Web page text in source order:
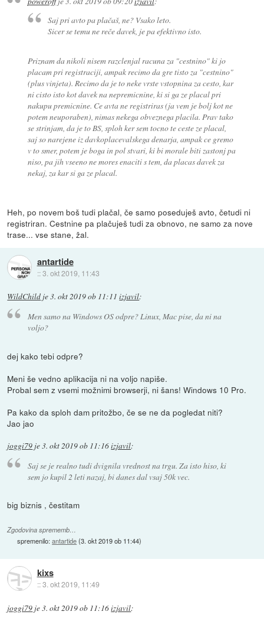
Saj pri avto pa plačaš, ne? Vsako leto.
Sicer se temu ne reče davek, je pa efektivno isto.
Priznam da nikoli nisem razclenjal racuna za "cestnino" ki jo
placam pri registraciji, ampak recimo da gre tisto za "cestnino"
(plus vinjeta). Recimo da je to neke vrste vstopnina za cesto, kar
ni cisto isto kot davek na nepremicnine, ki si ga ze placal pri
nakupu premicnine. Ce avta ne registriras (ja vem je bolj kot ne
potem neuporaben), nimas nekega obveznega placila. Prav tako
se strinjam, da je to BS, sploh ker sem tocno te ceste ze placal,
saj so narejene iz davkoplacevalskega denarja, ampak ce gremo
v to smer, potem je boga in pol stvari, ki bi morale biti zastonj pa
niso, pa jih vseeno ne mores enaciti s tem, da placas davek za
nekaj, za kar si ga ze placal.
Heh, po novem boš tudi plačal, če samo poseduješ avto, četudi ni
registriran. Cestnine pa plačuješ tudi za obnovo, ne samo za nove
trase... vse stane, žal.
antartide
::3. okt 2019, 11:43
WildChild je3. okt 2019 ob 11:11 izjavil:
Men samo na Windows OS odpre? Linux, Mac pise, da ni na
voljo?
dej kako tebi odpre?
Meni še vedno aplikacija ni na voljo napiše.
Probal sem z vsemi možnimi browserji, ni šans! Windows 10 Pro.
Pa kako da sploh dam pritožbo, če se ne da pogledat niti?
Jao jao
joggi79 je3. okt 2019 ob 11:16izjavil:
Saj se je realno tudi dvignila vrednost na trgu. Za isto hiso, ki
sem jo kupil 2 leti nazaj, bi danes dal vsaj 50k vec.
big biznis , čestitam
Zgodovina sprememb…
spremenilo:antartide(3. okt 2019 ob 11:44)
kixs
::3. okt 2019, 11:49
joggi79 je3. okt 2019 ob 11:16izjavil: